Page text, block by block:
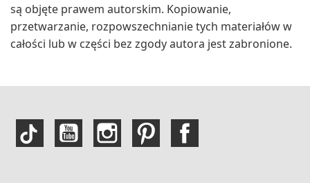
są objęte prawem autorskim. Kopiowanie,
przetwarzanie, rozpowszechnianie tych materiałów w
całości lub w części bez zgody autora jest zabronione.